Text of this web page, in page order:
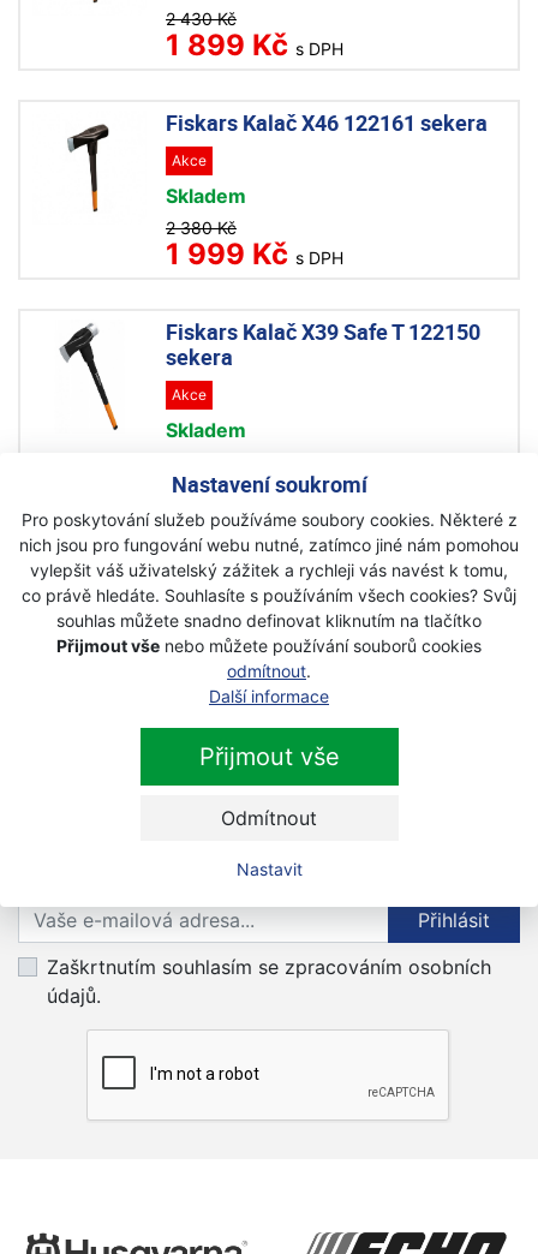
Nastavení soukromí
Pro poskytování služeb používáme soubory cookies. Některé z
nich jsou pro fungování webu nutné, zatímco jiné nám pomohou
vylepšit váš uživatelský zážitek a rychleji vás navést k tomu,
co právě hledáte. Souhlasíte s používáním všech cookies? Svůj
souhlas můžete snadno definovat kliknutím na tlačítko
Přijmout vše nebo můžete používání souborů cookies
odmítnout.
Další informace
Přijmout vše
Odmítnout
Nastavit
2 430 Kč
1 899 Kč s DPH
Fiskars Kalač X46 122161 sekera
Akce
Skladem
2 380 Kč
1 999 Kč s DPH
Fiskars Kalač X39 Safe T 122150
sekera
Akce
Skladem
2 755 Kč s DPH
Fiskars Palice XL 4,0 kg 120030
Akce
Na objednávku
2 030 Kč
1 990 Kč s DPH
Přihlaste se k odběru novinek
Přihlásit
Zaškrtnutím souhlasím se zpracováním osobních
údajů.